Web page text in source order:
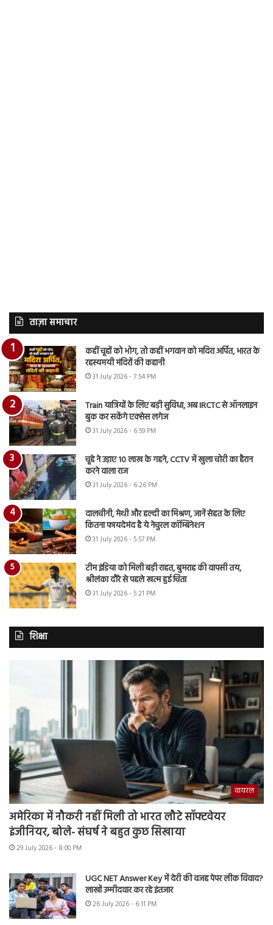
ताज़ा समाचार
कहीं चूहों को भोग, तो कहीं भगवान को मदिरा अर्पित, भारत के
रहस्यमयी मंदिरों की कहानी
31 July 2026 - 7:54 PM
Train यात्रियों के लिए बड़ी सुविधा, अब IRCTC से ऑनलाइन
बुक कर सकेंगे एक्सेस लगेज
31 July 2026 - 6:59 PM
चूहे ने उड़ाए 10 लाख के गहने, CCTV में खुला चोरी का हैरान
करने वाला राज
31 July 2026 - 6:26 PM
दालचीनी, मेथी और हल्दी का मिश्रण, जानें सेहत के लिए
कितना फायदेमंद है ये नेचुरल कॉम्बिनेशन
31 July 2026 - 5:57 PM
टीम इंडिया को मिली बड़ी राहत, बुमराह की वापसी तय,
श्रीलंका दौरे से पहले खत्म हुई चिंता
31 July 2026 - 5:21 PM
शिक्षा
वायरल
अमेरिका में नौकरी नहीं मिली तो भारत लौटे सॉफ्टवेयर
इंजीनियर, बोले- संघर्ष ने बहुत कुछ सिखाया
29 July 2026 - 8:00 PM
UGC NET Answer Key में देरी की वजह पेपर लीक विवाद?
लाखों उम्मीदवार कर रहे इंतजार
26 July 2026 - 6:11 PM